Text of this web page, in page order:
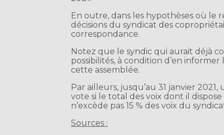
En outre, dans les hypothèses où le
décisions du syndicat des
correspondance.
Notez que le syndic qui aurait déjà
possibilités, à condition d’en
cette assemblée.
Par ailleurs, jusqu’au 31 janvier
vote si le total des voix dont il
n’excède pas 15 % des voix du
Sources :